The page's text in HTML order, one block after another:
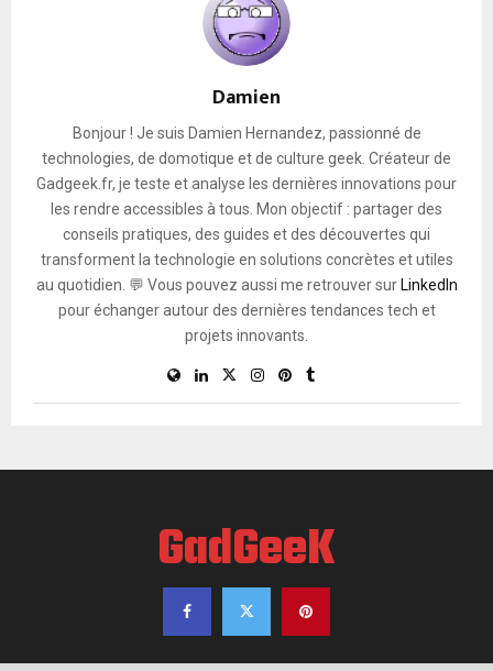
Damien
Bonjour ! Je suis Damien Hernandez, passionné de
technologies, de domotique et de culture geek. Créateur de
Gadgeek.fr, je teste et analyse les dernières innovations pour
les rendre accessibles à tous. Mon objectif : partager des
conseils pratiques, des guides et des découvertes qui
transforment la technologie en solutions concrètes et utiles
au quotidien. 💬 Vous pouvez aussi me retrouver sur LinkedIn
pour échanger autour des dernières tendances tech et
projets innovants.
GadGeeK